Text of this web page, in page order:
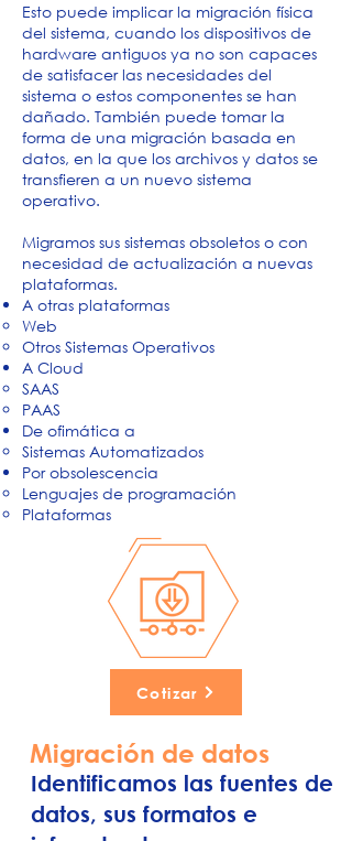
Esto puede implicar la migración física
del sistema, cuando los dispositivos de
hardware antiguos ya no son capaces
de satisfacer las necesidades del
sistema o estos componentes se han
dañado. También puede tomar la
forma de una migración basada en
datos, en la que los archivos y datos se
transfieren a un nuevo sistema
operativo.
Migramos sus sistemas obsoletos o con
necesidad de actualización a nuevas
plataformas.
A otras plataformas
Web
Otros Sistemas Operativos
A Cloud
SAAS
PAAS
De ofimática a
Sistemas Automatizados
Por obsolescencia
Lenguajes de programación
Plataformas
Cotizar
Migración de datos
Identificamos las fuentes de
datos, sus formatos e